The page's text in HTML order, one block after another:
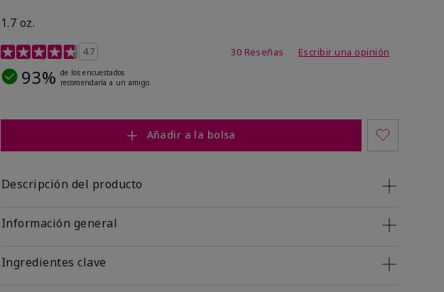
1.7 oz.
Calificación de clientes de 5 de 5
4.7 30 Reseñas Escribir una opinión
93% de los encuestados
recomendaría a un amigo.
Añadir a la bolsa
Descripción del producto
Información general
Ingredientes clave